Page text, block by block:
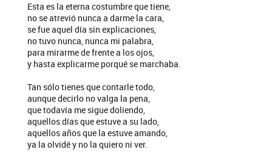
Esta es la eterna costumbre que tiene,
no se atrevió nunca a darme la cara,
se fue aquel día sin explicaciones,
no tuvo nunca, nunca mi palabra,
para mirarme de frente a los ojos,
y hasta explicarme porqué se marchaba.
Tan sólo tienes que contarle todo,
aunque decirlo no valga la pena,
que todavía me sigue doliendo,
aquellos días que estuve a su lado,
aquellos años que la estuve amando,
ya la olvidé y no la quiero ni ver.